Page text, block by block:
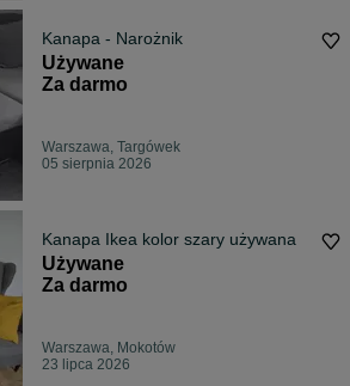
Kanapa - Narożnik
Używane
Za darmo
Warszawa, Targówek
05 sierpnia 2026
Kanapa Ikea kolor szary używana
Używane
Za darmo
Warszawa, Mokotów
23 lipca 2026